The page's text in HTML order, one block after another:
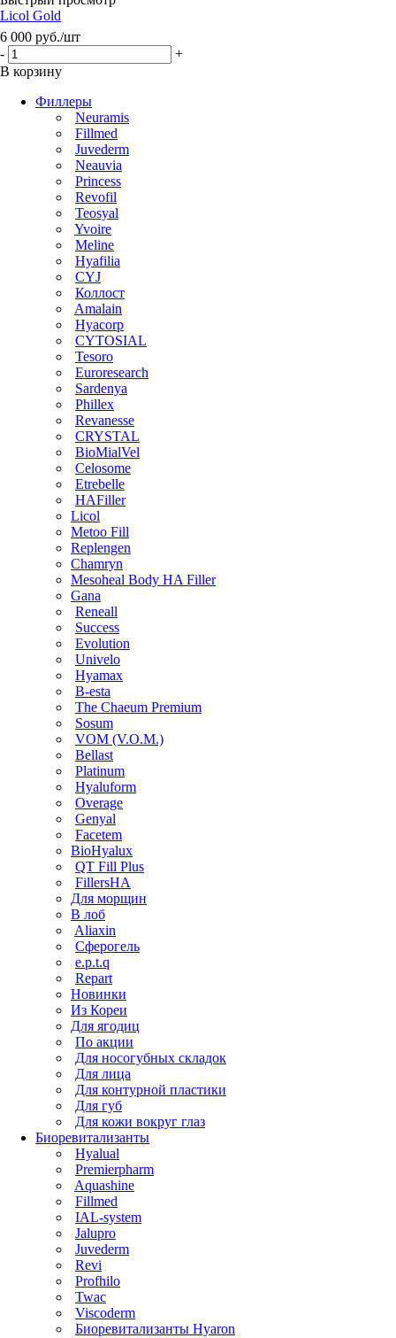
Licol Gold
6 000 руб./шт
-
+
В корзину
Филлеры
Neuramis
Fillmed
Juvederm
Neauvia
Princess
Revofil
Teosyal
Yvoire
Meline
Hyafilia
CYJ
Коллост
Amalain
Hyacorp
CYTOSIAL
Tesoro
Euroresearch
Sardenya
Phillex
Revanesse
CRYSTAL
BioMialVel
Celosome
Etrebelle
HAFiller
Licol
Metoo Fill
Replengen
Chamryn
Mesoheal Body HA Filler
Gana
Reneall
Success
Evolution
Univelo
Hyamax
B-esta
The Chaeum Premium
Sosum
VOM (V.O.M.)
Bellast
Platinum
Hyaluform
Overage
Genyal
Facetem
BioHyalux
QT Fill Plus
FillersHA
Для морщин
В лоб
Aliaxin
Сферогель
e.p.t.q
Repart
Новинки
Из Кореи
Для ягодиц
По акции
Для носогубных складок
Для лица
Для контурной пластики
Для губ
Для кожи вокруг глаз
Биоревитализанты
Hyalual
Premierpharm
Aquashine
Fillmed
IAL-system
Jalupro
Juvederm
Revi
Profhilo
Twac
Viscoderm
Биоревитализанты Hyaron